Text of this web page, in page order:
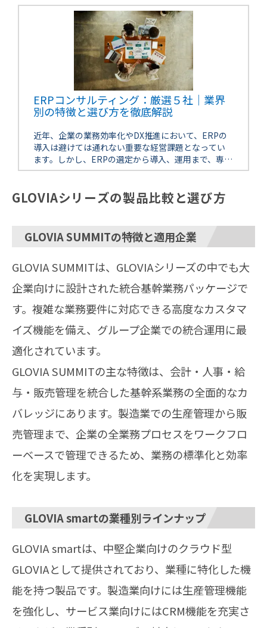
ERPコンサルティング：厳選５社｜業界
別の特徴と選び方を徹底解説
近年、企業の業務効率化やDX推進において、ERPの
導入は避けては通れない重要な経営課題となってい
ます。しかし、ERPの選定から導入、運用まで、専門
的な知識と豊富な経験が必要とされるため、多くの
GLOVIAシリーズの製品比較と選び方
GLOVIA SUMMITの特徴と適用企業
GLOVIA SUMMITは、GLOVIAシリーズの中でも大
企業向けに設計された統合基幹業務パッケージで
す。複雑な業務要件に対応できる高度なカスタマ
イズ機能を備え、グループ企業での統合運用に最
適化されています。
GLOVIA SUMMITの主な特徴は、会計・人事・給
与・販売管理を統合した基幹系業務の全面的なカ
バレッジにあります。製造業での生産管理から販
売管理まで、企業の全業務プロセスをワークフロ
ーベースで管理できるため、業務の標準化と効率
化を実現します。
GLOVIA smartの業種別ラインナップ
GLOVIA smartは、中堅企業向けのクラウド型
GLOVIAとして提供されており、業種に特化した機
能を持つ製品です。製造業向けには生産管理機能
を強化し、サービス業向けにはCRM機能を充実さ